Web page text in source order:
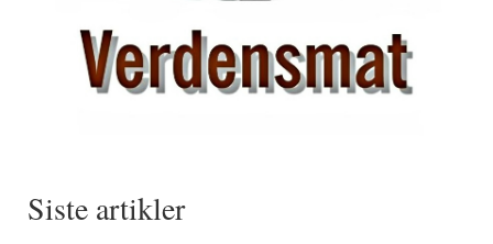
Siste artikler